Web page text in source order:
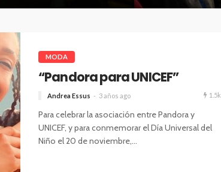
MODA
“Pandora para UNICEF”
Andrea Essus 3 años ago 1.5k
Para celebrar la asociación entre Pandora y
UNICEF, y para conmemorar el Día Universal del
Niño el 20 de noviembre,...